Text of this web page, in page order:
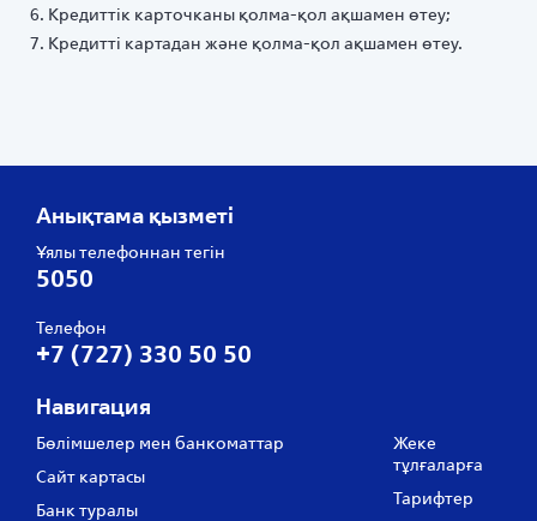
Кредиттік карточканы қолма-қол ақшамен өтеу;
Кредитті картадан және қолма-қол ақшамен өтеу.
Анықтама қызметі
Ұялы телефоннан тегін
5050
Телефон
+7 (727) 330 50 50
Навигация
Бөлімшелер мен банкоматтар
Сайт картасы
Банк туралы
Жеке
тұлғаларға
Тарифтер